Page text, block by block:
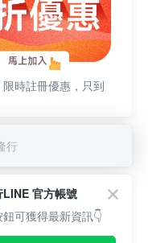
限時註冊優惠，只到
行
官方帳號
可獲得最新資訊👇